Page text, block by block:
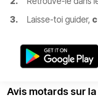
Laisse-toi guider,
Avis motards sur